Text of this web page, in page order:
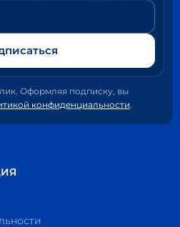
Оформляя подписку, вы
конфиденциальности.